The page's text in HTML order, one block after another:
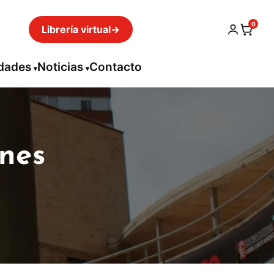
Librería virtual→ 0
Noticias Contacto